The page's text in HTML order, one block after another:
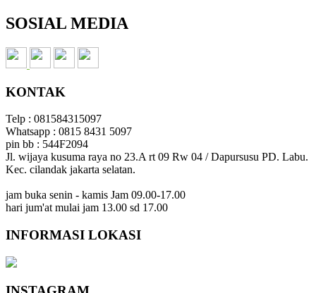
SOSIAL MEDIA
KONTAK
Telp : 081584315097
Whatsapp : 0815 8431 5097
pin bb : 544F2094
Jl. wijaya kusuma raya no 23.A rt 09 Rw 04 / Dapursusu PD. Labu.
Kec. cilandak jakarta selatan.
jam buka senin - kamis Jam 09.00-17.00
hari jum'at mulai jam 13.00 sd 17.00
INFORMASI LOKASI